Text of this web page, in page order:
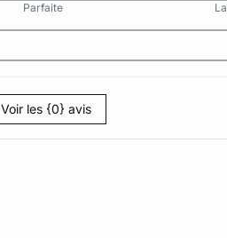
Parfaite
Voir les {0} avis